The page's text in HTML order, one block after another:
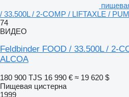
/ 33.500L / 2-COMP / LIFTAXLE /
74
ВИДЕО
Feldbinder FOOD / 33.500L / 2-
ALCOA
180 900 TJS 16 990 € ≈ 19 620 $
Пищевая цистерна
1999